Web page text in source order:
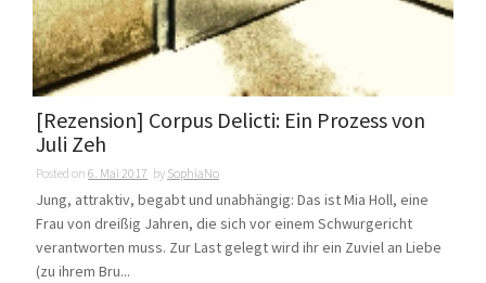
[Rezension] Corpus Delicti: Ein Prozess von
Juli Zeh
Posted on 6. Mai 2017 by SophiaNo
Jung, attraktiv, begabt und unabhängig: Das ist Mia Holl, eine
Frau von dreißig Jahren, die sich vor einem Schwurgericht
verantworten muss. Zur Last gelegt wird ihr ein Zuviel an Liebe
(zu ihrem Bru...